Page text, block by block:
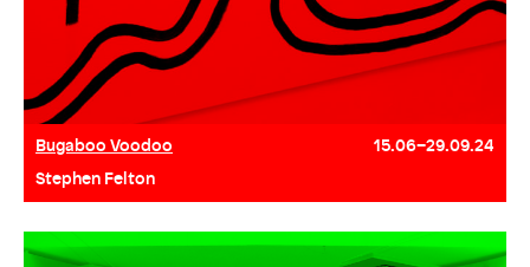
Bugaboo Voodoo
15.06–29.09.24
Stephen Felton